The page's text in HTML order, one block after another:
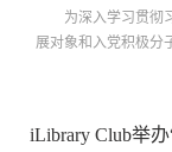
为深入学习贯彻
展对象和入党积极分
与现实相结合的视角
iLibrary Club举